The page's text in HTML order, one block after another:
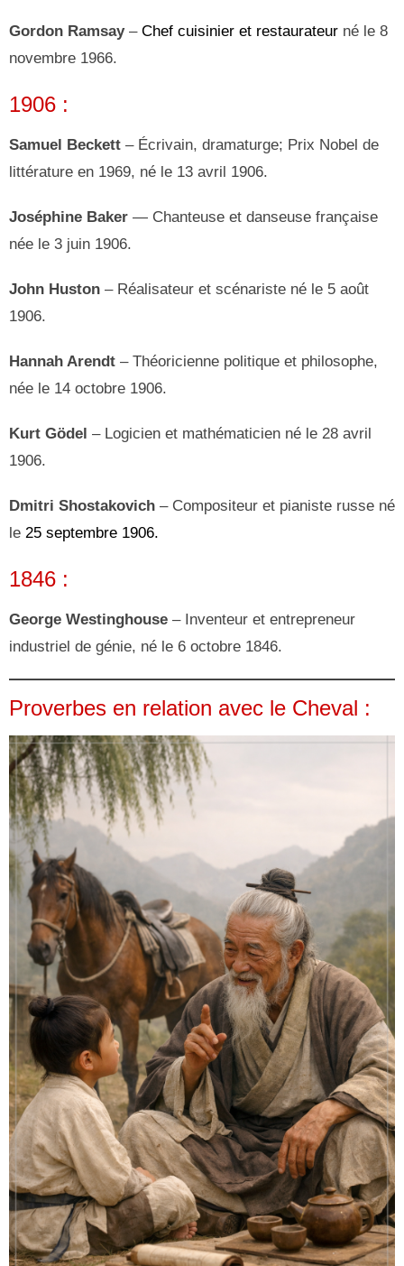
Gordon Ramsay– Chef cuisinier et restaurateur né le 8
novembre 1966.
1906 :
Samuel Beckett – Écrivain, dramaturge; Prix Nobel de
littérature en 1969, né le 13 avril 1906.
Joséphine Baker — Chanteuse et danseuse française
née le 3 juin 1906.
John Huston – Réalisateur et scénariste né le 5 août
1906.
Hannah Arendt – Théoricienne politique et philosophe,
née le 14 octobre 1906.
Kurt Gödel – Logicien et mathématicien né le 28 avril
1906.
Dmitri Shostakovich – Compositeur et pianiste russe né
le 25 septembre 1906.
1846 :
George Westinghouse – Inventeur et entrepreneur
industriel de génie, né le 6 octobre 1846.
Proverbes en relation avec le Cheval :